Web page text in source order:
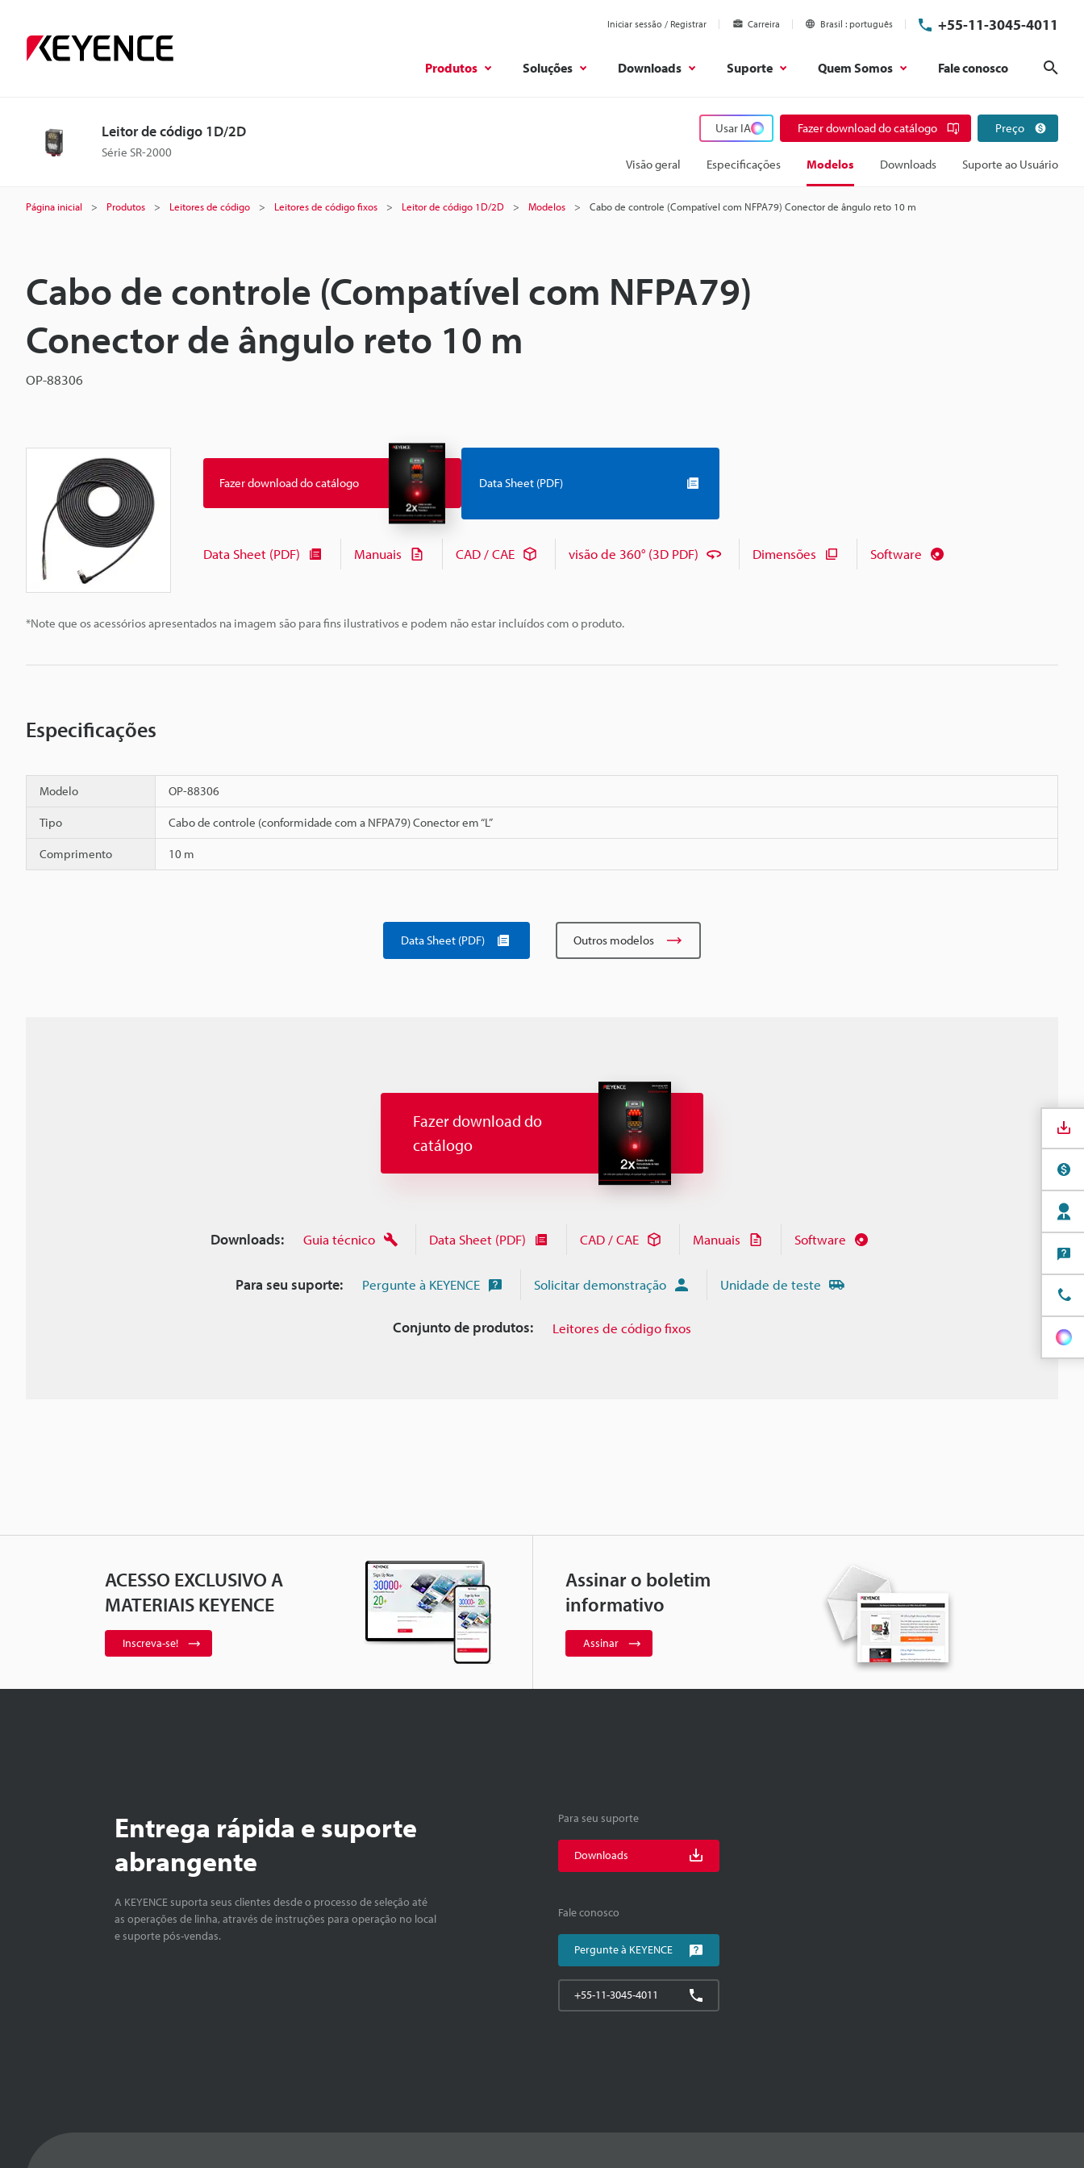
Iniciar sessão / Registrar Carreira Brasil português +55-11-3045-4011
Produtos Soluções Downloads Suporte Quem Somos Fale conosco
Leitor de código 1D/2D
Série SR-2000
Usar IA Fazer download do catálogo Preço
Visão geral Especificações Modelos Downloads Suporte ao Usuário
Página inicial Produtos Leitores de código Leitores de código fixos Leitor de código 1D/2D Modelos Cabo de controle (Compatível com NFPA79) Conector de ângulo reto 10 m
Cabo de controle (Compatível com NFPA79)
Conector de ângulo reto 10 m
OP-88306
*Note que os acessórios apresentados na imagem são para fins ilustrativos e podem não estar incluídos com o produto.
Fazer download do catálogo Data Sheet (PDF)
Data Sheet (PDF) Manuais CAD / CAE visão de 360° (3D PDF) Dimensões Software
Especificações
Modelo OP-88306
Tipo Cabo de controle (conformidade com a NFPA79) Conector em “L”
Comprimento 10 m
Data Sheet (PDF) Outros modelos
Fazer download do
catálogo
Downloads: Guia técnico Data Sheet (PDF) CAD / CAE Manuais Software
Para seu suporte: Pergunte à KEYENCE Solicitar demonstração Unidade de teste
Conjunto de produtos: Leitores de código fixos
ACESSO EXCLUSIVO A
MATERIAIS KEYENCE
Inscreva-se!
Assinar o boletim
informativo
Assinar
Entrega rápida e suporte
abrangente
A KEYENCE suporta seus clientes desde o processo de seleção até
as operações de linha, através de instruções para operação no local
e suporte pós-vendas.
Para seu suporte
Downloads
Fale conosco
Pergunte à KEYENCE
+55-11-3045-4011